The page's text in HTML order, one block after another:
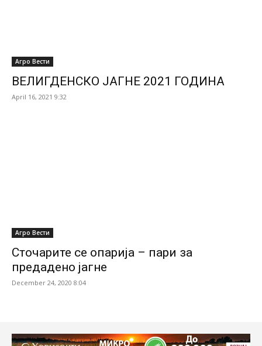
Агро Вести
ВЕЛИГДЕНСКО ЈАГНЕ 2021 ГОДИНА
April 16, 2021 9:32
Агро Вести
Сточарите се опарија – пари за
предадено јагне
December 24, 2020 8:04